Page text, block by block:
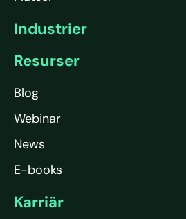
Industrier
Resurser
Blog
Webinar
News
E-books
Karriär